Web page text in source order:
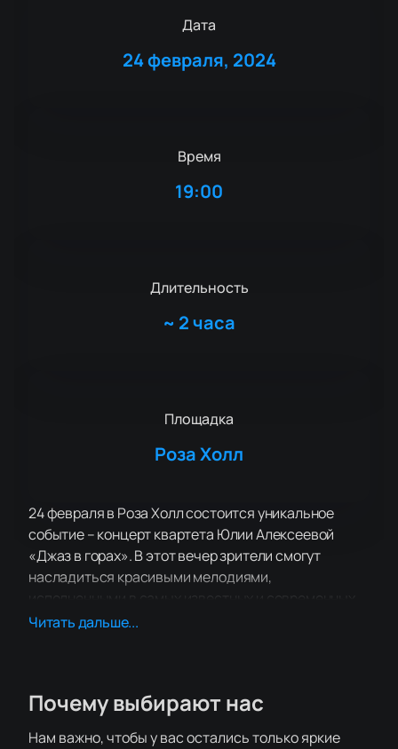
Дата
24 февраля, 2024
Время
19:00
Длительность
~ 2 часа
Площадка
Роза Холл
24 февраля в Роза Холл состоится уникальное
событие – концерт квартета Юлии Алексеевой
«Джаз в горах». В этот вечер зрители смогут
насладиться красивыми мелодиями,
стилях джаза.
композиторов, как Уэйн Шортер, Джошуа Редман,
Читать дальше...
Почему выбирают нас
Нам важно, чтобы у вас остались только яркие